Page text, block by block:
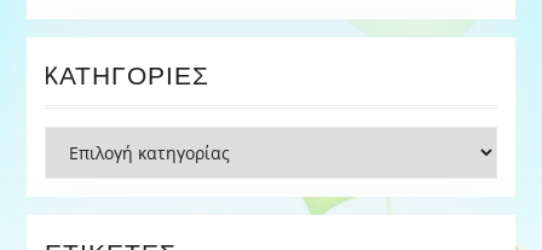
KΑΤΗΓΟΡΊΕΣ
Kατηγορίες